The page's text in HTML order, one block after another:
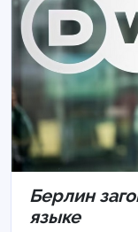
Берлин
языке